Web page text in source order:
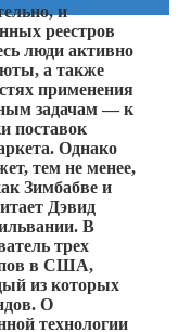
и
реестров
люди активно
а также
применения
задачам — к
поставок
Однако
тем не менее,
Зимбабве и
Дэвид
В
трех
в США,
из которых
О
технологии